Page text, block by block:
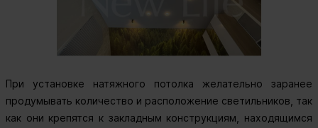
При установке натяжного потолка желательно заранее
продумывать количество и расположение светильников, так
как они крепятся к закладным конструкциям, находящимся